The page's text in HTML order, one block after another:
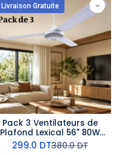
Livraison Gratuite
Pack 3 Ventilateurs de
Plafond Lexical 56" 80W
Argent
299.0 DT380.0DT